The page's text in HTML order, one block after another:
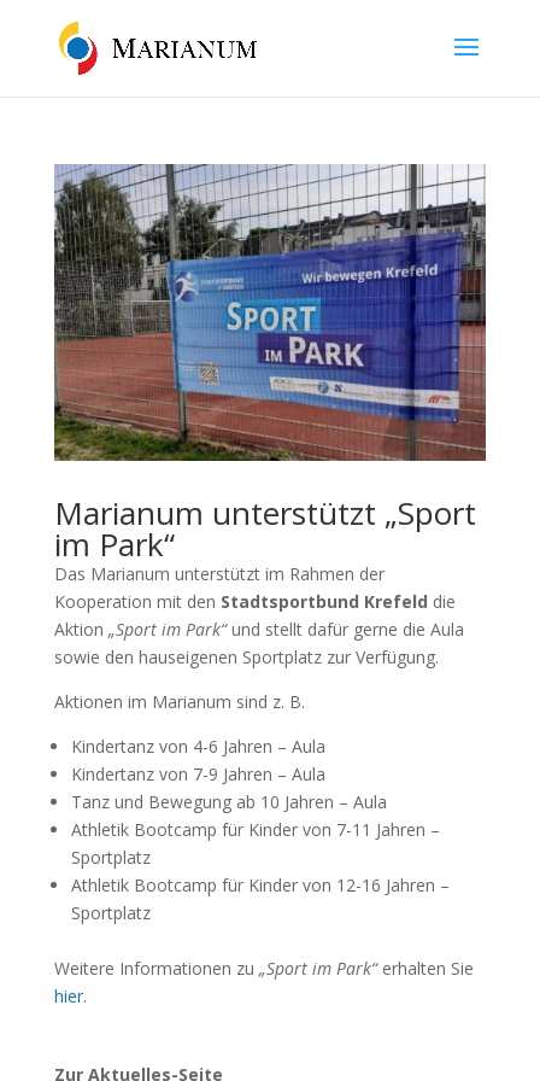
Marianum unterstützt „Sport
im Park“
Das Marianum unterstützt im Rahmen der
Kooperation mit den Stadtsportbund Krefeld die
Aktion „Sport im Park“und stellt dafür gerne die Aula
sowie den hauseigenen Sportplatz zur Verfügung.
Aktionen im Marianum sind z. B.
Kindertanz von 4-6 Jahren – Aula
Kindertanz von 7-9 Jahren – Aula
Tanz und Bewegung ab 10 Jahren – Aula
Athletik Bootcamp für Kinder von 7-11 Jahren –
Sportplatz
Athletik Bootcamp für Kinder von 12-16 Jahren –
Sportplatz
Weitere Informationen zu „Sport im Park“erhalten Sie
hier.
Zur Aktuelles-Seite